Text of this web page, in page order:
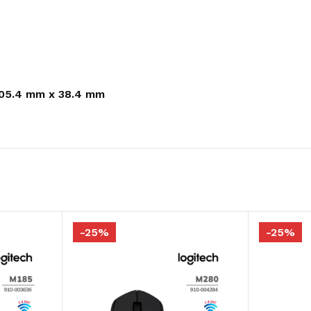
mm x 38.4 mm
-25% -25%